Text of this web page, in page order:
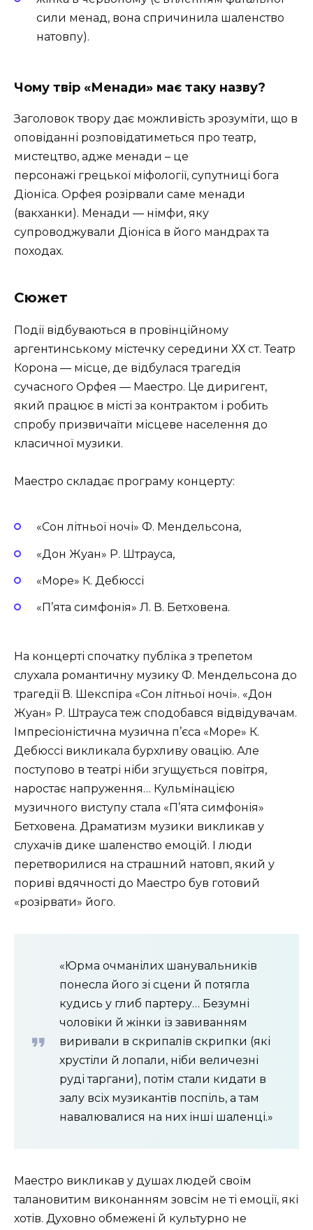
сили менад, вона спричинила шаленство
натовпу).
Чому твір «Менади» має таку назву?
Заголовок твору дає можливість зрозуміти, що в
оповіданні розповідатиметься про театр,
мистецтво, адже менади – це
персонажі грецької міфології, супутниці бога
Діоніса. Орфея розірвали саме менади
(вакханки). Менади — німфи, яку
супроводжували Діоніса в його мандрах та
походах.
Сюжет
Події відбуваються в провінційному
аргентинському містечку середини ХХ ст. Театр
Корона — місце, де відбулася трагедія
сучасного Орфея — Маестро. Це диригент,
який працює в місті за контрактом і робить
спробу призвичаїти місцеве населення до
класичної музики.
Маестро складає програму концерту:
«Сон літньої ночі» Ф. Мендельсона,
«Дон Жуан» Р. Штрауса,
«Море» К. Дебюссі
«П’ята симфонія» Л. В. Бетховена.
На концерті спочатку публіка з трепетом
слухала романтичну музику Ф. Мендельсона до
трагедії В. Шекспіра «Сон літньої ночі». «Дон
Жуан» Р. Штрауса теж сподобався відвідувачам.
Імпресіоністична музична п’єса «Море» К.
Дебюссі викликала бурхливу овацію. Але
поступово в театрі ніби згущується повітря,
наростає напруження… Кульмінацією
музичного виступу стала «П’ята симфонія»
Бетховена. Драматизм музики викликав у
слухачів дике шаленство емоцій. І люди
перетворилися на страшний натовп, який у
пориві вдячності до Маестро був готовий
«розірвати» його.
«Юрма очманілих шанувальників
понесла його зі сцени й потягла
кудись у глиб партеру… Безумні
чоловіки й жінки із завиванням
виривали в скрипалів скрипки (які
хрустіли й лопали, ніби величезні
руді таргани), потім стали кидати в
залу всіх музикантів поспіль, а там
навалювалися на них інші шаленці.»
Маестро викликав у душах людей своїм
талановитим виконанням зовсім не ті емоції, які
хотів. Духовно обмежені й культурно не